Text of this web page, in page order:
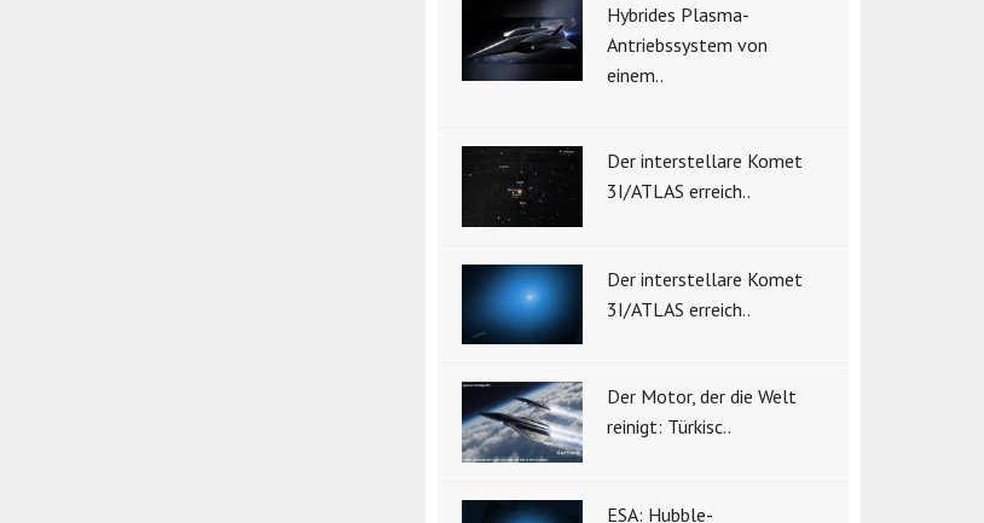
Hybrides Plasma-
Antriebssystem von
einem..
Der interstellare Komet
3I/ATLAS erreich..
Der interstellare Komet
3I/ATLAS erreich..
Der Motor, der die Welt
reinigt: Türkisc..
ESA: Hubble-